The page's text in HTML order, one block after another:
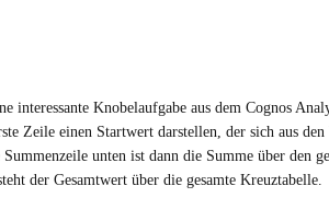
interessante Knobelaufgabe aus dem Cognos
Zeile einen Startwert darstellen, der sich aus
unten ist dann die Summe über den
der Gesamtwert über die gesamte Kreuztabelle.